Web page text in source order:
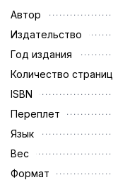
Автор
Издательство
Год издания
Количество страниц
ISBN
Переплет
Язык
Вес
Формат